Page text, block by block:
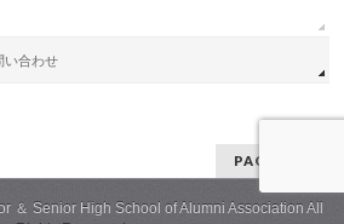
い合わせ
PAGETOP
＆ Senior High School of Alumni Association All